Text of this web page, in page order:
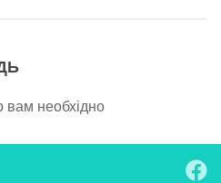
вам необхідно